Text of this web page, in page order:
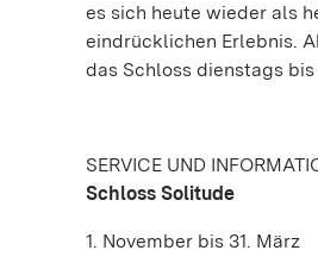
es sich heute wieder als
eindrücklichen Erlebnis.
das Schloss dienstags bis
SERVICE UND
Schloss Solitude
1. November bis 31. März